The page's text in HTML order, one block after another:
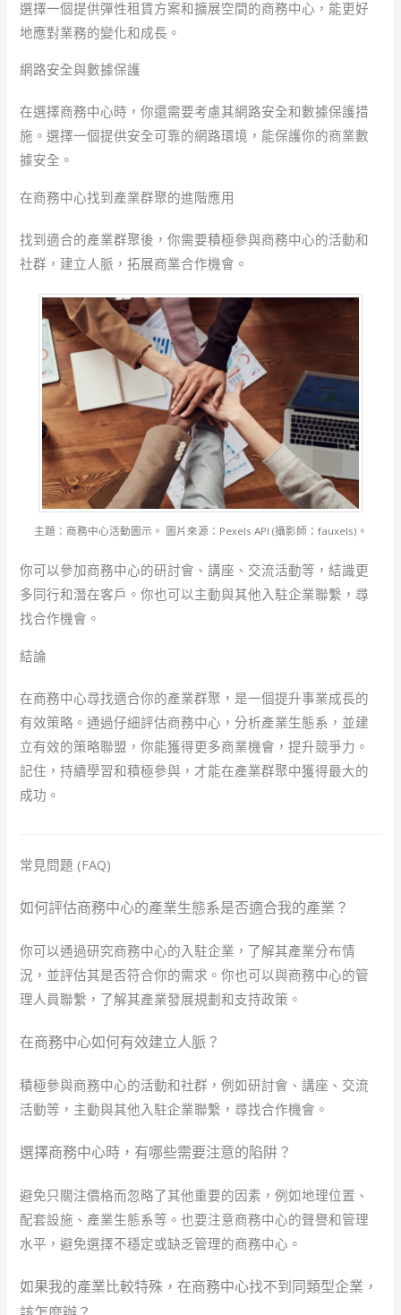
選擇一個提供彈性租賃方案和擴展空間的商務中心，能更好
地應對業務的變化和成長。
網路安全與數據保護
在選擇商務中心時，你還需要考慮其網路安全和數據保護措
施。選擇一個提供安全可靠的網路環境，能保護你的商業數
據安全。
在商務中心找到產業群聚的進階應用
找到適合的產業群聚後，你需要積極參與商務中心的活動和
社群，建立人脈，拓展商業合作機會。
主題：商務中心活動圖示。 圖片來源：Pexels API (攝影師：fauxels)。
你可以參加商務中心的研討會、講座、交流活動等，結識更
多同行和潛在客戶。你也可以主動與其他入駐企業聯繫，尋
找合作機會。
結論
在商務中心尋找適合你的產業群聚，是一個提升事業成長的
有效策略。通過仔細評估商務中心，分析產業生態系，並建
立有效的策略聯盟，你能獲得更多商業機會，提升競爭力。
記住，持續學習和積極參與，才能在產業群聚中獲得最大的
成功。
常見問題 (FAQ)
如何評估商務中心的產業生態系是否適合我的產業？
你可以通過研究商務中心的入駐企業，了解其產業分布情
況，並評估其是否符合你的需求。你也可以與商務中心的管
理人員聯繫，了解其產業發展規劃和支持政策。
在商務中心如何有效建立人脈？
積極參與商務中心的活動和社群，例如研討會、講座、交流
活動等，主動與其他入駐企業聯繫，尋找合作機會。
選擇商務中心時，有哪些需要注意的陷阱？
避免只關注價格而忽略了其他重要的因素，例如地理位置、
配套設施、產業生態系等。也要注意商務中心的聲譽和管理
水平，避免選擇不穩定或缺乏管理的商務中心。
如果我的產業比較特殊，在商務中心找不到同類型企業，